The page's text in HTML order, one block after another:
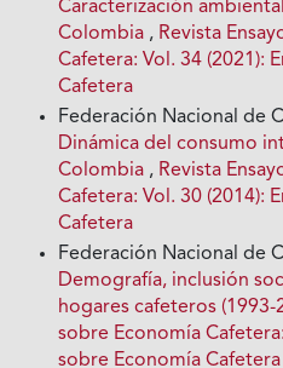
Caracterización
Colombia , Revista
Cafetera: Vol. 34 (2021):
Cafetera
Federación Nacional de
Dinámica del consumo
Colombia , Revista
Cafetera: Vol. 30 (2014):
Cafetera
Federación Nacional de
Demografía, inclusión
hogares cafeteros (1993-
sobre Economía
sobre Economía Cafetera